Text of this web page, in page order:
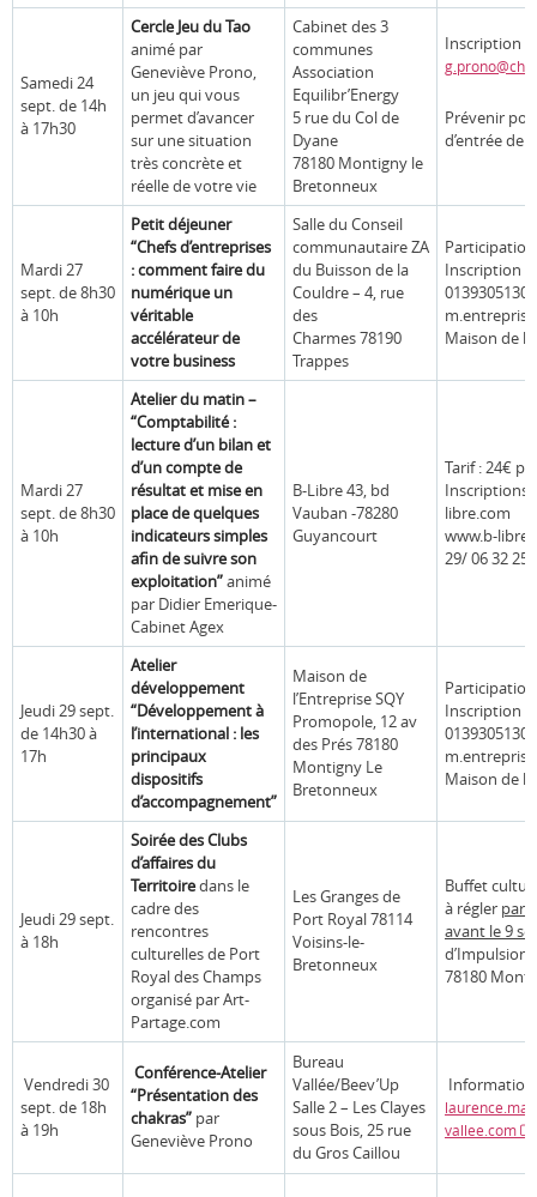
Samedi 24
sept. de 14h
à 17h30
Cercle Jeu du Tao
animé par
Geneviève Prono,
un jeu qui vous
permet d’avancer
sur une situation
très concrète et
réelle de votre vie
Cabinet des 3
communes
Association
Equilibr’Energy
5 rue du Col de
Dyane
78180 Montigny le
Bretonneux
Inscription
Prévenir
d’entrée de
Mardi 27
sept. de 8h30
à 10h
Petit déjeuner
“Chefs d’entreprises
: comment faire du
numérique un
véritable
accélérateur de
votre business
Salle du Conseil
communautaire ZA
du Buisson de la
Couldre – 4, rue
des
Charmes 78190
Trappes
Inscription
0139305130
Maison de
Mardi 27
sept. de 8h30
à 10h
Atelier du matin –
“Comptabilité :
lecture d’un bilan et
d’un compte de
résultat et mise en
place de quelques
indicateurs simples
afin de suivre son
exploitation”animé
par Didier Emerique-
Cabinet Agex
B-Libre 43, bd
Vauban -78280
Guyancourt
Tarif : 24€
Inscriptions
libre.com
www.b-
29/ 06 32 25
Jeudi 29 sept.
de 14h30 à
17h
Atelier
développement
“Développement à
l’international : les
principaux
dispositifs
d’accompagnement”
Maison de
l’Entreprise SQY
Promopole, 12 av
des Prés 78180
Montigny Le
Bretonneux
Inscription
0139305130
Maison de
Jeudi 29 sept.
à 18h
Soirée des Clubs
d’affaires du
Territoiredans le
cadre des
rencontres
culturelles de Port
Royal des Champs
organisé par Art-
Partage.com
Les Granges de
Port Royal 78114
Voisins-le-
Bretonneux
Buffet
à régler par
avant le 9
d’Impulsion
78180
Vendredi 30
sept. de 18h
à 19h
Conférence-Atelier
“Présentation des
chakras” par
Geneviève Prono
Bureau
Vallée/Beev’Up
Salle 2 – Les Clayes
sous Bois, 25 rue
du Gros Caillou
vallee.com